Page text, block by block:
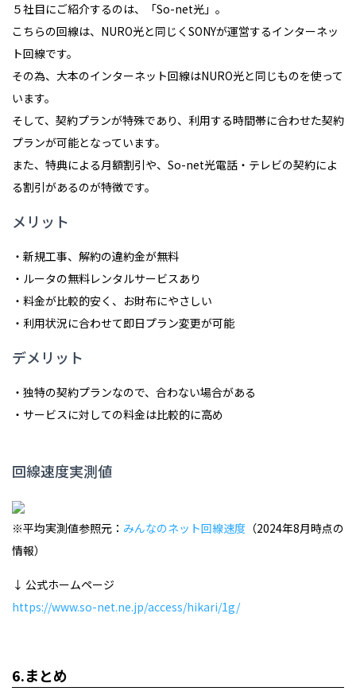
５社目にご紹介するのは、「So-net光」。
こちらの回線は、NURO光と同じくSONYが運営するインターネッ
ト回線です。
その為、大本のインターネット回線はNURO光と同じものを使って
います。
そして、契約プランが特殊であり、利用する時間帯に合わせた契約
プランが可能となっています。
また、特典による月額割引や、So-net光電話・テレビの契約によ
る割引があるのが特徴です。
メリット
・新規工事、解約の違約金が無料
・ルータの無料レンタルサービスあり
・料金が比較的安く、お財布にやさしい
・利用状況に合わせて即日プラン変更が可能
デメリット
・独特の契約プランなので、合わない場合がある
・サービスに対しての料金は比較的に高め
回線速度実測値
※平均実測値参照元： みんなのネット回線速度 （2024年8月時点の
情報）
↓ 公式ホームページ
https://www.so-net.ne.jp/access/hikari/1g/
6.まとめ